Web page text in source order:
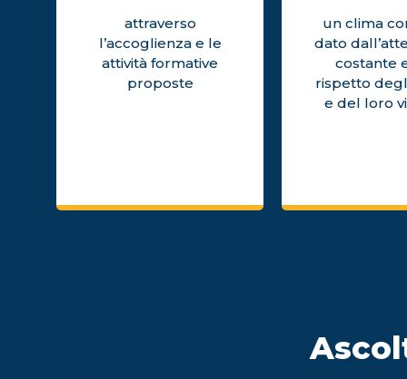
attraverso
l’accoglienza e le
attività formative
proposte
un clima
dato
costante
rispetto
e del loro